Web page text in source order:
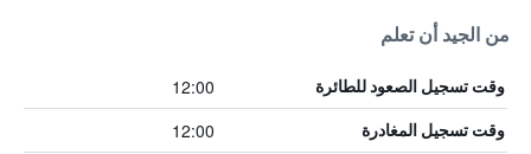
من الجيد أن تعلم
وقت تسجيل الصعود للطائرة 12:00
وقت تسجيل المغادرة 12:00